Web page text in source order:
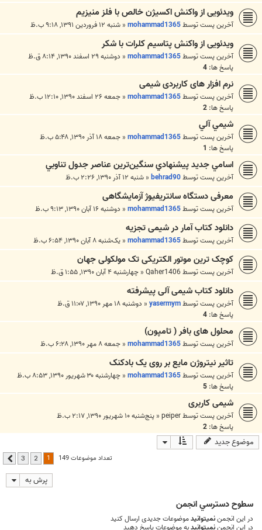
ویدئویی از واکنش اکسیژن خالص با فلز منیزیم
آخرین پست توسطmohammad1365
« شنبه ۱۲ فروردین ۱۳۹۱, ۹:۱۸ ب.ظ
ویدئویی از واکنش پتاسیم کلرات با شکر
آخرین پست توسطmohammad1365
« دوشنبه ۲۹ اسفند ۱۳۹۰, ۸:۱۴ ق.ظ
پاسخ ها: 4
نرم افزار های کاربردی شیمی
آخرین پست توسطmohammad1365
« جمعه ۲۶ اسفند ۱۳۹۰, ۱۲:۱۰ ب.ظ
پاسخ ها: 2
شيمي آلي
آخرین پست توسطmohammad1365
« جمعه ۱۸ آذر ۱۳۹۰, ۵:۴۸ ب.ظ
پاسخ ها: 1
اسامي جديد پيشنهادي سنگين‌ترين عناصر جدول تناوبي
آخرین پست توسطbehrad90
« شنبه ۱۲ آذر ۱۳۹۰, ۲:۲۶ ب.ظ
معرفی دستگاه سانتریفیوژ آزمایشگاهی
آخرین پست توسطmohammad1365
« دوشنبه ۱۶ آبان ۱۳۹۰, ۹:۱۳ ب.ظ
دانلود کتاب آمار در شیمی تجزیه
آخرین پست توسطmohammad1365
« یک‌شنبه ۸ آبان ۱۳۹۰, ۶:۵۴ ب.ظ
کوچک ‌ترین موتور الکتریکی تک مولکولی جهان
آخرین پست توسطQaher1406
« چهارشنبه ۴ آبان ۱۳۹۰, ۱:۵۵ ق.ظ
دانلود کتاب شیمی آلی پیشرفته
آخرین پست توسطyasermym
« دوشنبه ۱۸ مهر ۱۳۹۰, ۱۱:۰۷ ق.ظ
پاسخ ها: 4
محلول های بافر ( تامپون)
آخرین پست توسطmohammad1365
« جمعه ۸ مهر ۱۳۹۰, ۶:۲۸ ب.ظ
تاثیر نیتروژن مایع بر روی یک بادکنک
آخرین پست توسطmohammad1365
« چهارشنبه ۳۰ شهریور ۱۳۹۰, ۸:۵۳ ب.ظ
پاسخ ها: 5
شیمی کاربری
آخرین پست توسطpeiper
« پنج‌شنبه ۱۰ شهریور ۱۳۹۰, ۲:۱۷ ب.ظ
پاسخ ها: 2
موضوع جدید
تعداد موضوعات 149 2
3 بعدی
پرش به
سطوح دسترسي انجمن
در این انجمننمیتوانیدموضوعات جدیدی ارسال کنید
در این انجمننمیتوانیدبه موضوعات پاسخ دهید